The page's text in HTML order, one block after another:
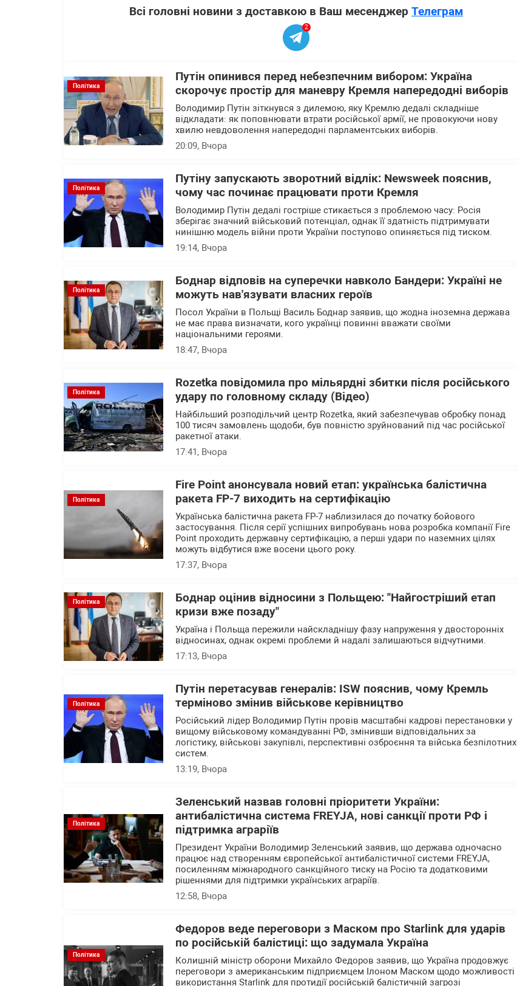
Всі головні новини з доставкою в Ваш месенджер Телеграм
2
Політика
Путін опинився перед небезпечним вибором: Україна
скорочує простір для маневру Кремля напередодні виборів
Володимир Путін зіткнувся з дилемою, яку Кремлю дедалі складніше
відкладати: як поповнювати втрати російської армії, не провокуючи нову
хвилю невдоволення напередодні парламентських виборів.
20:09, Вчора
Політика
Путіну запускають зворотний відлік: Newsweek пояснив,
чому час починає працювати проти Кремля
Володимир Путін дедалі гостріше стикається з проблемою часу: Росія
зберігає значний військовий потенціал, однак її здатність підтримувати
нинішню модель війни проти України поступово опиняється під тиском.
19:14, Вчора
Політика
Боднар відповів на суперечки навколо Бандери: Україні не
можуть нав'язувати власних героїв
Посол України в Польщі Василь Боднар заявив, що жодна іноземна держава
не має права визначати, кого українці повинні вважати своїми
національними героями.
18:47, Вчора
Політика
Rozetka повідомила про мільярдні збитки після російського
удару по головному складу (Відео)
Найбільший розподільчий центр Rozetka, який забезпечував обробку понад
100 тисяч замовлень щодоби, був повністю зруйнований під час російської
ракетної атаки.
17:41, Вчора
Політика
Fire Point анонсувала новий етап: українська балістична
ракета FP-7 виходить на сертифікацію
Українська балістична ракета FP-7 наблизилася до початку бойового
застосування. Після серії успішних випробувань нова розробка компанії Fire
Point проходить державну сертифікацію, а перші удари по наземних цілях
можуть відбутися вже восени цього року.
17:37, Вчора
Політика
Боднар оцінив відносини з Польщею: "Найгостріший етап
кризи вже позаду"
Україна і Польща пережили найскладнішу фазу напруження у двосторонніх
відносинах, однак окремі проблеми й надалі залишаються відчутними.
17:13, Вчора
Політика
Путін перетасував генералів: ISW пояснив, чому Кремль
терміново змінив військове керівництво
Російський лідер Володимир Путін провів масштабні кадрові перестановки у
вищому військовому командуванні РФ, змінивши відповідальних за
логістику, військові закупівлі, перспективні озброєння та війська безпілотних
систем.
13:19, Вчора
Політика
Зеленський назвав головні пріоритети України:
антибалістична система FREYJA, нові санкції проти РФ і
підтримка аграріїв
Президент України Володимир Зеленський заявив, що держава одночасно
працює над створенням європейської антибалістичної системи FREYJA,
посиленням міжнародного санкційного тиску на Росію та додатковими
рішеннями для підтримки українських аграріїв.
12:58, Вчора
Політика
Федоров веде переговори з Маском про Starlink для ударів
по російській балістиці: що задумала Україна
Колишній міністр оборони Михайло Федоров заявив, що Україна продовжує
переговори з американським підприємцем Ілоном Маском щодо можливості
використання Starlink для протидії російській балістичній загрозі